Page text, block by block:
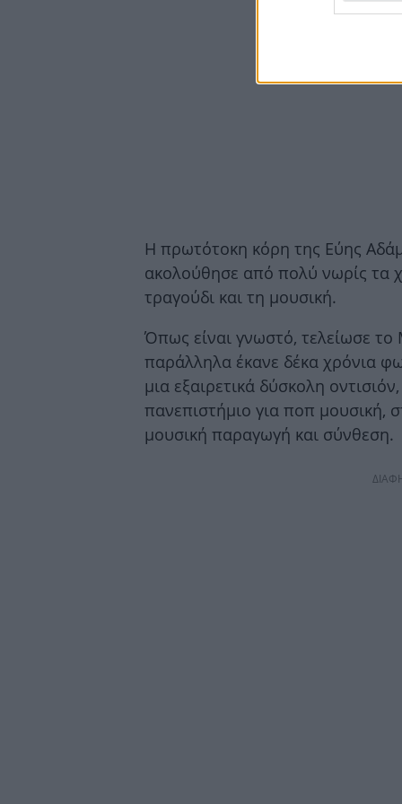
Η πρωτότοκη κόρη της Εύης
ακολούθησε από πολύ νωρίς τα
τραγούδι και τη μουσική.
Όπως είναι γνωστό, τελείωσε
παράλληλα έκανε δέκα χρόνια
μια εξαιρετικά δύσκολη
πανεπιστήμιο για ποπ
μουσική παραγωγή και σύνθεση.